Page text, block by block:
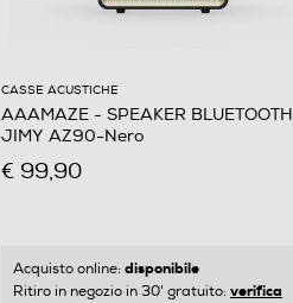
CASSE ACUSTICHE
AAAMAZE - SPEAKER BLUETOOTH
JIMY AZ90-Nero
€ 99,90
Acquisto online: disponibile
Ritiro in negozio in 30' gratuito: verifica